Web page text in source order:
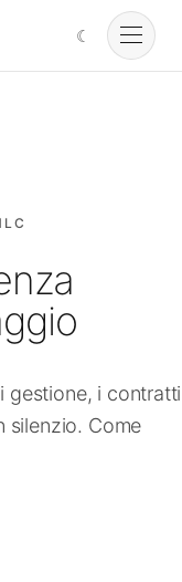
☾
gestione, i contratti
silenzio. Come